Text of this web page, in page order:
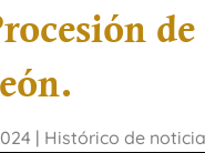
| Histórico de